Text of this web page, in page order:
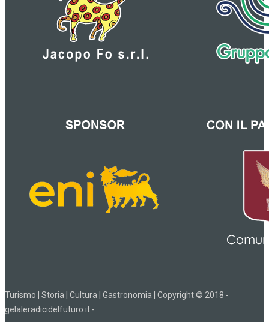
Turismo | Storia | Cultura | Gastronomia | Copyright © 2018 -
gelaleradicidelfuturo.it -